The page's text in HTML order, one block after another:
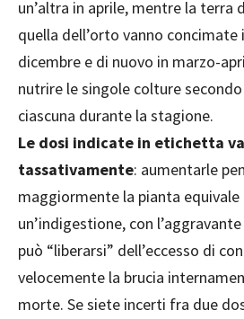
un’altra in aprile, mentre la terra
quella dell’orto vanno concimate
dicembre e di nuovo in marzo-
nutrire le singole colture
ciascuna durante la stagione.
Le dosi indicate in etichetta
tassativamente: aumentarle
maggiormente la pianta equivale
un’indigestione, con
può “liberarsi” dell’eccesso di
velocemente la brucia
morte. Se siete incerti fra due